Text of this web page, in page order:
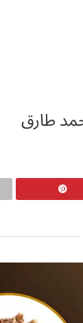
طارق